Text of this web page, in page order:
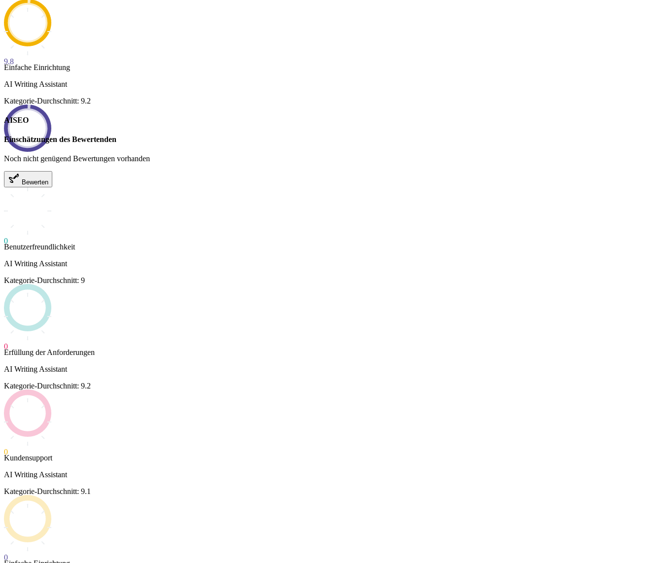
9.8
Einfache Einrichtung
AI Writing Assistant
Kategorie-Durchschnitt: 9.2
AISEO
Einschätzungen des Bewertenden
Noch nicht genügend Bewertungen vorhanden
Bewerten
0
Benutzerfreundlichkeit
AI Writing Assistant
Kategorie-Durchschnitt: 9
0
Erfüllung der Anforderungen
AI Writing Assistant
Kategorie-Durchschnitt: 9.2
0
Kundensupport
AI Writing Assistant
Kategorie-Durchschnitt: 9.1
0